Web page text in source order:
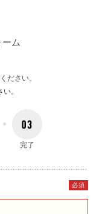
ム
ださい。
。
完了
必須